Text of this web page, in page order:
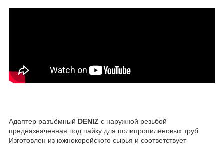
Адаптер разъёмный DENIZ с наружной резьбой
предназначенная под пайку для полипропиленовых труб.
Изготовлен из южнокорейского сырья и соответствует